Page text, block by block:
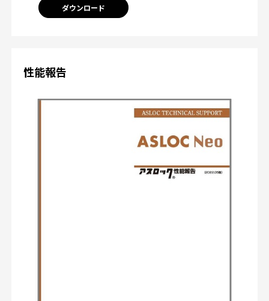
ダウンロード
性能報告